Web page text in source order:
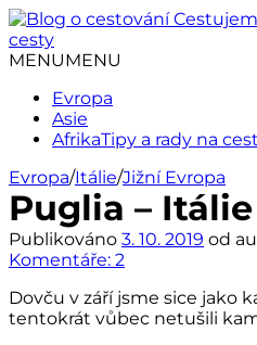
Přejít
k
obsahu
MENUMENU
Evropa
Asie
AfrikaTipy a rady na
Evropa/Itálie/Jižní Evropa
Puglia – Itálie
Publikováno 3. 10. 2019 od
Komentáře: 2
Dovču v září jsme sice jako
tentokrát vůbec netušili